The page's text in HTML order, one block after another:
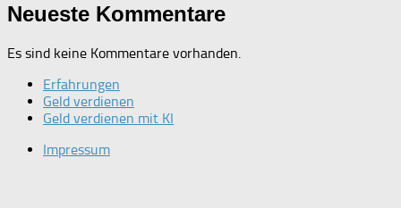
Neueste Kommentare
Es sind keine Kommentare vorhanden.
Erfahrungen
Geld verdienen
Geld verdienen mit KI
Impressum